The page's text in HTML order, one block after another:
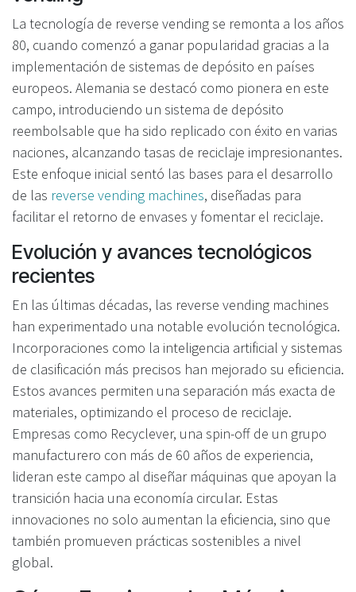
La tecnología de reverse vending se remonta a los años
80, cuando comenzó a ganar popularidad gracias a la
implementación de sistemas de depósito en países
europeos. Alemania se destacó como pionera en este
campo, introduciendo un sistema de depósito
reembolsable que ha sido replicado con éxito en varias
naciones, alcanzando tasas de reciclaje impresionantes.
Este enfoque inicial sentó las bases para el desarrollo
de las reverse vending machines, diseñadas para
facilitar el retorno de envases y fomentar el reciclaje.
Evolución y avances tecnológicos
recientes
En las últimas décadas, las reverse vending machines
han experimentado una notable evolución tecnológica.
Incorporaciones como la inteligencia artificial y sistemas
de clasificación más precisos han mejorado su eficiencia.
Estos avances permiten una separación más exacta de
materiales, optimizando el proceso de reciclaje.
Empresas como Recyclever, una spin-off de un grupo
manufacturero con más de 60 años de experiencia,
lideran este campo al diseñar máquinas que apoyan la
transición hacia una economía circular. Estas
innovaciones no solo aumentan la eficiencia, sino que
también promueven prácticas sostenibles a nivel
global.